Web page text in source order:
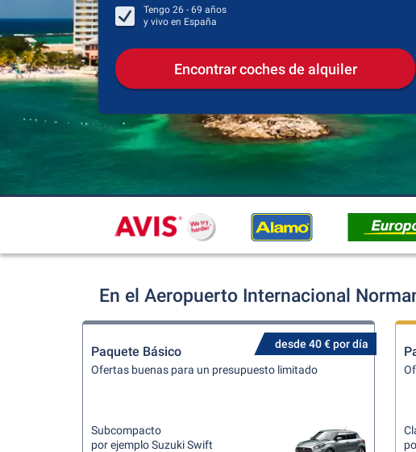
Tengo 26 - 69 años
y vivo en España
Encontrar coches de alquiler
En el Aeropuerto Internacional
desde 40 € por día
Paquete Básico
Ofertas buenas para un presupuesto limitado
Subcompacto
por ejemplo Suzuki Swift